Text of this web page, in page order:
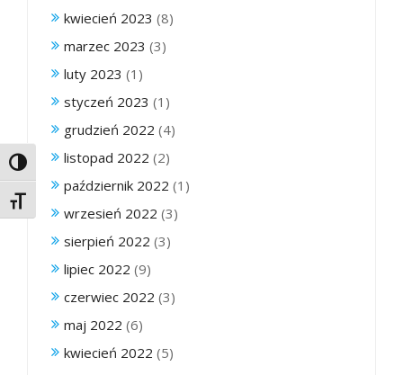
Toggle High Contrast
Toggle Font size
kwiecień 2023 (8)
marzec 2023 (3)
luty 2023 (1)
styczeń 2023 (1)
grudzień 2022 (4)
listopad 2022 (2)
październik 2022 (1)
wrzesień 2022 (3)
sierpień 2022 (3)
lipiec 2022 (9)
czerwiec 2022 (3)
maj 2022 (6)
kwiecień 2022 (5)